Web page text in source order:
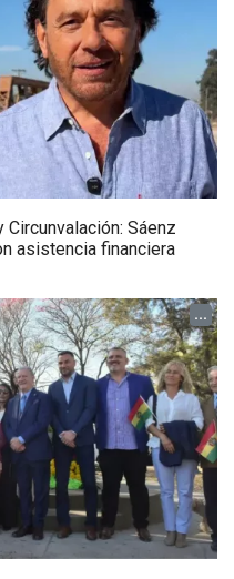
Sáenz
asistencia financiera
...